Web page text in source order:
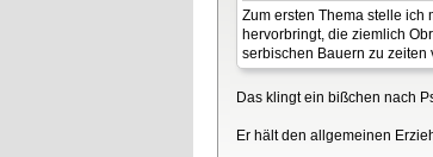
Zum ersten Thema stelle ich
hervorbringt, die ziemlich
serbischen Bauern zu zeiten
Das klingt ein bißchen nach
Er hält den allgemeinen